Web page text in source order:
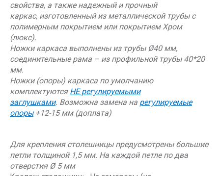
свойства, а также надежный и прочный
каркас, изготовленный из металлической трубы с
полимерным покрытием или покрытием Хром
(люкс).
Ножки каркаса выполненыиз трубы Ø40 мм,
соединительные рама – из профильной трубы 40*20
мм.
Ножки (опоры) каркаса по умолчанию
комплектуются НЕ регулируемыми
заглушками. Возможна замена на регулируемые
опоры+12-15 мм (доплата)
Для крепления столешницы предусмотрены большие
петли толщиной 1,5 мм. На каждой петле по два
отверстия Ø 5 мм